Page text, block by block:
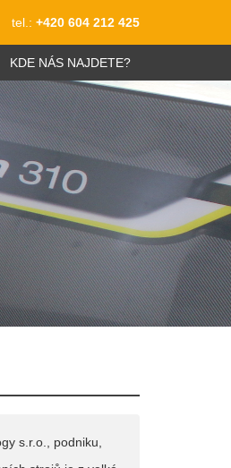
tel.: +420 604 212 425
KDE NÁS NAJDETE?
s.r.o., podniku,